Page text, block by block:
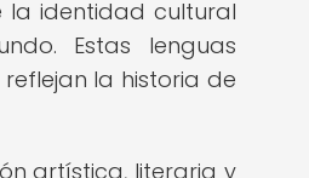
la identidad cultural
Estas lenguas
la historia de
artística, literaria y